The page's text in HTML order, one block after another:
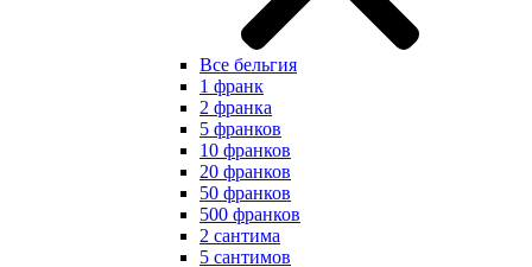
Все бельгия
1 франк
2 франка
5 франков
10 франков
20 франков
50 франков
500 франков
2 сантима
5 сантимов